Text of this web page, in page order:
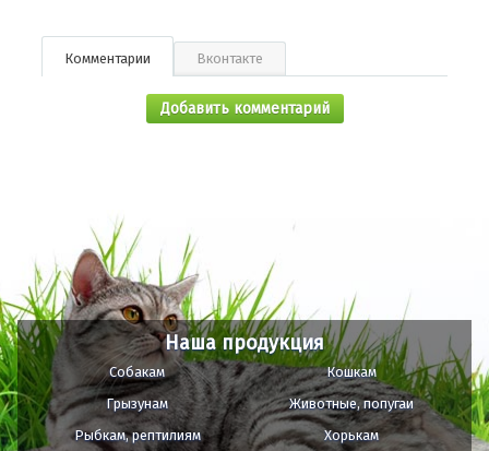
Комментарии Вконтакте
Добавить комментарий
Наша продукция
Собакам
Кошкам
Грызунам
Животные, попугаи
Рыбкам, рептилиям
Хорькам